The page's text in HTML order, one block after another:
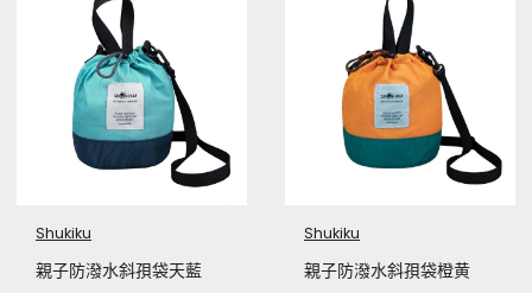
Shukiku
親子防潑水斜孭袋天藍
Shukiku
親子防潑水斜孭袋橙黄